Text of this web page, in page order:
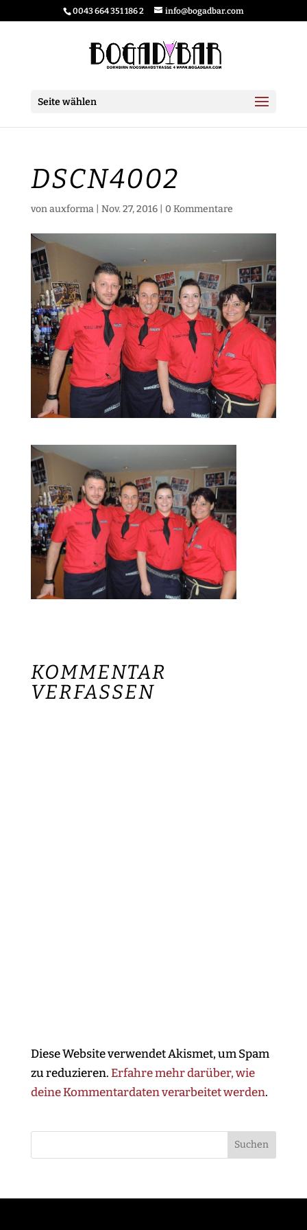
0043 664 351 186 2 info@bogadbar.com
Seite wählen
DSCN4002
vonauxforma| Nov. 27, 2016| 0 Kommentare
KOMMENTAR
VERFASSEN
Diese Website verwendet Akismet, um Spam
zu reduzieren.Erfahre mehr darüber, wie
deine Kommentardaten verarbeitet werden.